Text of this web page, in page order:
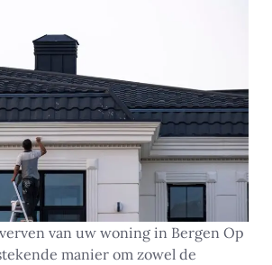
van uw woning in Bergen Op
manier om zowel de